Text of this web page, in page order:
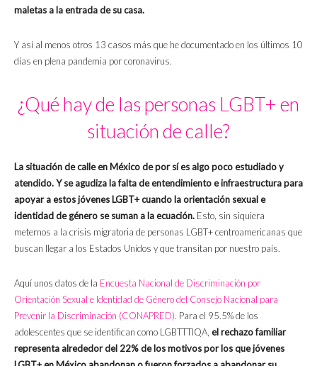
maletas a la entrada de su casa.
Y así al menos otros 13 casos más que he documentado en los últimos 10
días en plena pandemia por coronavirus.
¿Qué hay de las personas LGBT+ en
situación de calle?
La situación de calle en México de por sí es algo poco estudiado y
atendido. Y se agudiza la falta de entendimiento e infraestructura para
apoyar a estos jóvenes LGBT+ cuando la orientación sexual e
identidad de género se suman a la ecuación. Esto, sin siquiera
meternos a la crisis migratoria de personas LGBT+ centroamericanas que
buscan llegar a los Estados Unidos y que transitan por nuestro país.
Aquí unos datos de la Encuesta Nacional de Discriminación por
Orientación Sexual e Identidad de Género del Consejo Nacional para
Prevenir la Discriminación (CONAPRED). Para el 95.5% de los
adolescentes que se identifican como LGBTTTIQA, el rechazo familiar
representa alrededor del 22% de los motivos por los que jóvenes